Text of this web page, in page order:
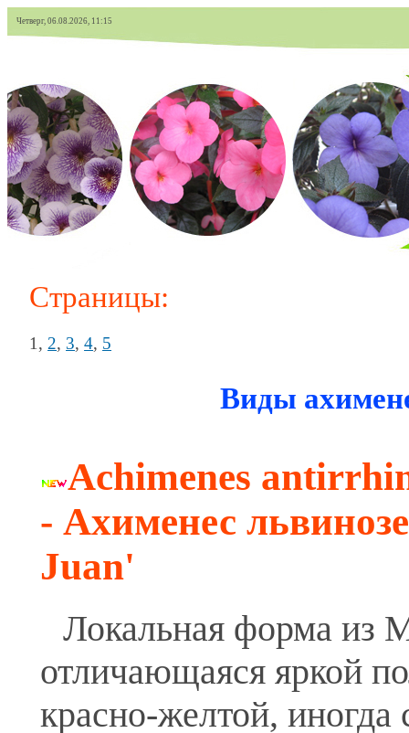
Четверг, 06.08.2026, 11:15
Страницы:
1 , 2, 3,4, 5
Виды
Achimenes
- Ахименес
Juan'
Локальная форма из
отличающаяся яркой
красно-желтой,